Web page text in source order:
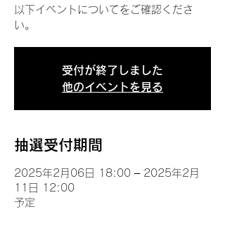
以下イベントについてをご確認くださ
い。
受付が終了しました
他のイベントを見る
抽選受付期間
2025年2月06日 18:00 – 2025年2月
11日 12:00
予定